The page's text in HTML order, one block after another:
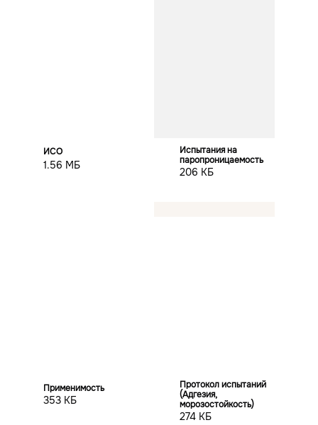
Протокол испытаний
(Адгезия,
морозостойкость)
274 КБ
Применимость
353 КБ
Испытания на
паропроницаемость
206 КБ
ИСО
1.56 МБ